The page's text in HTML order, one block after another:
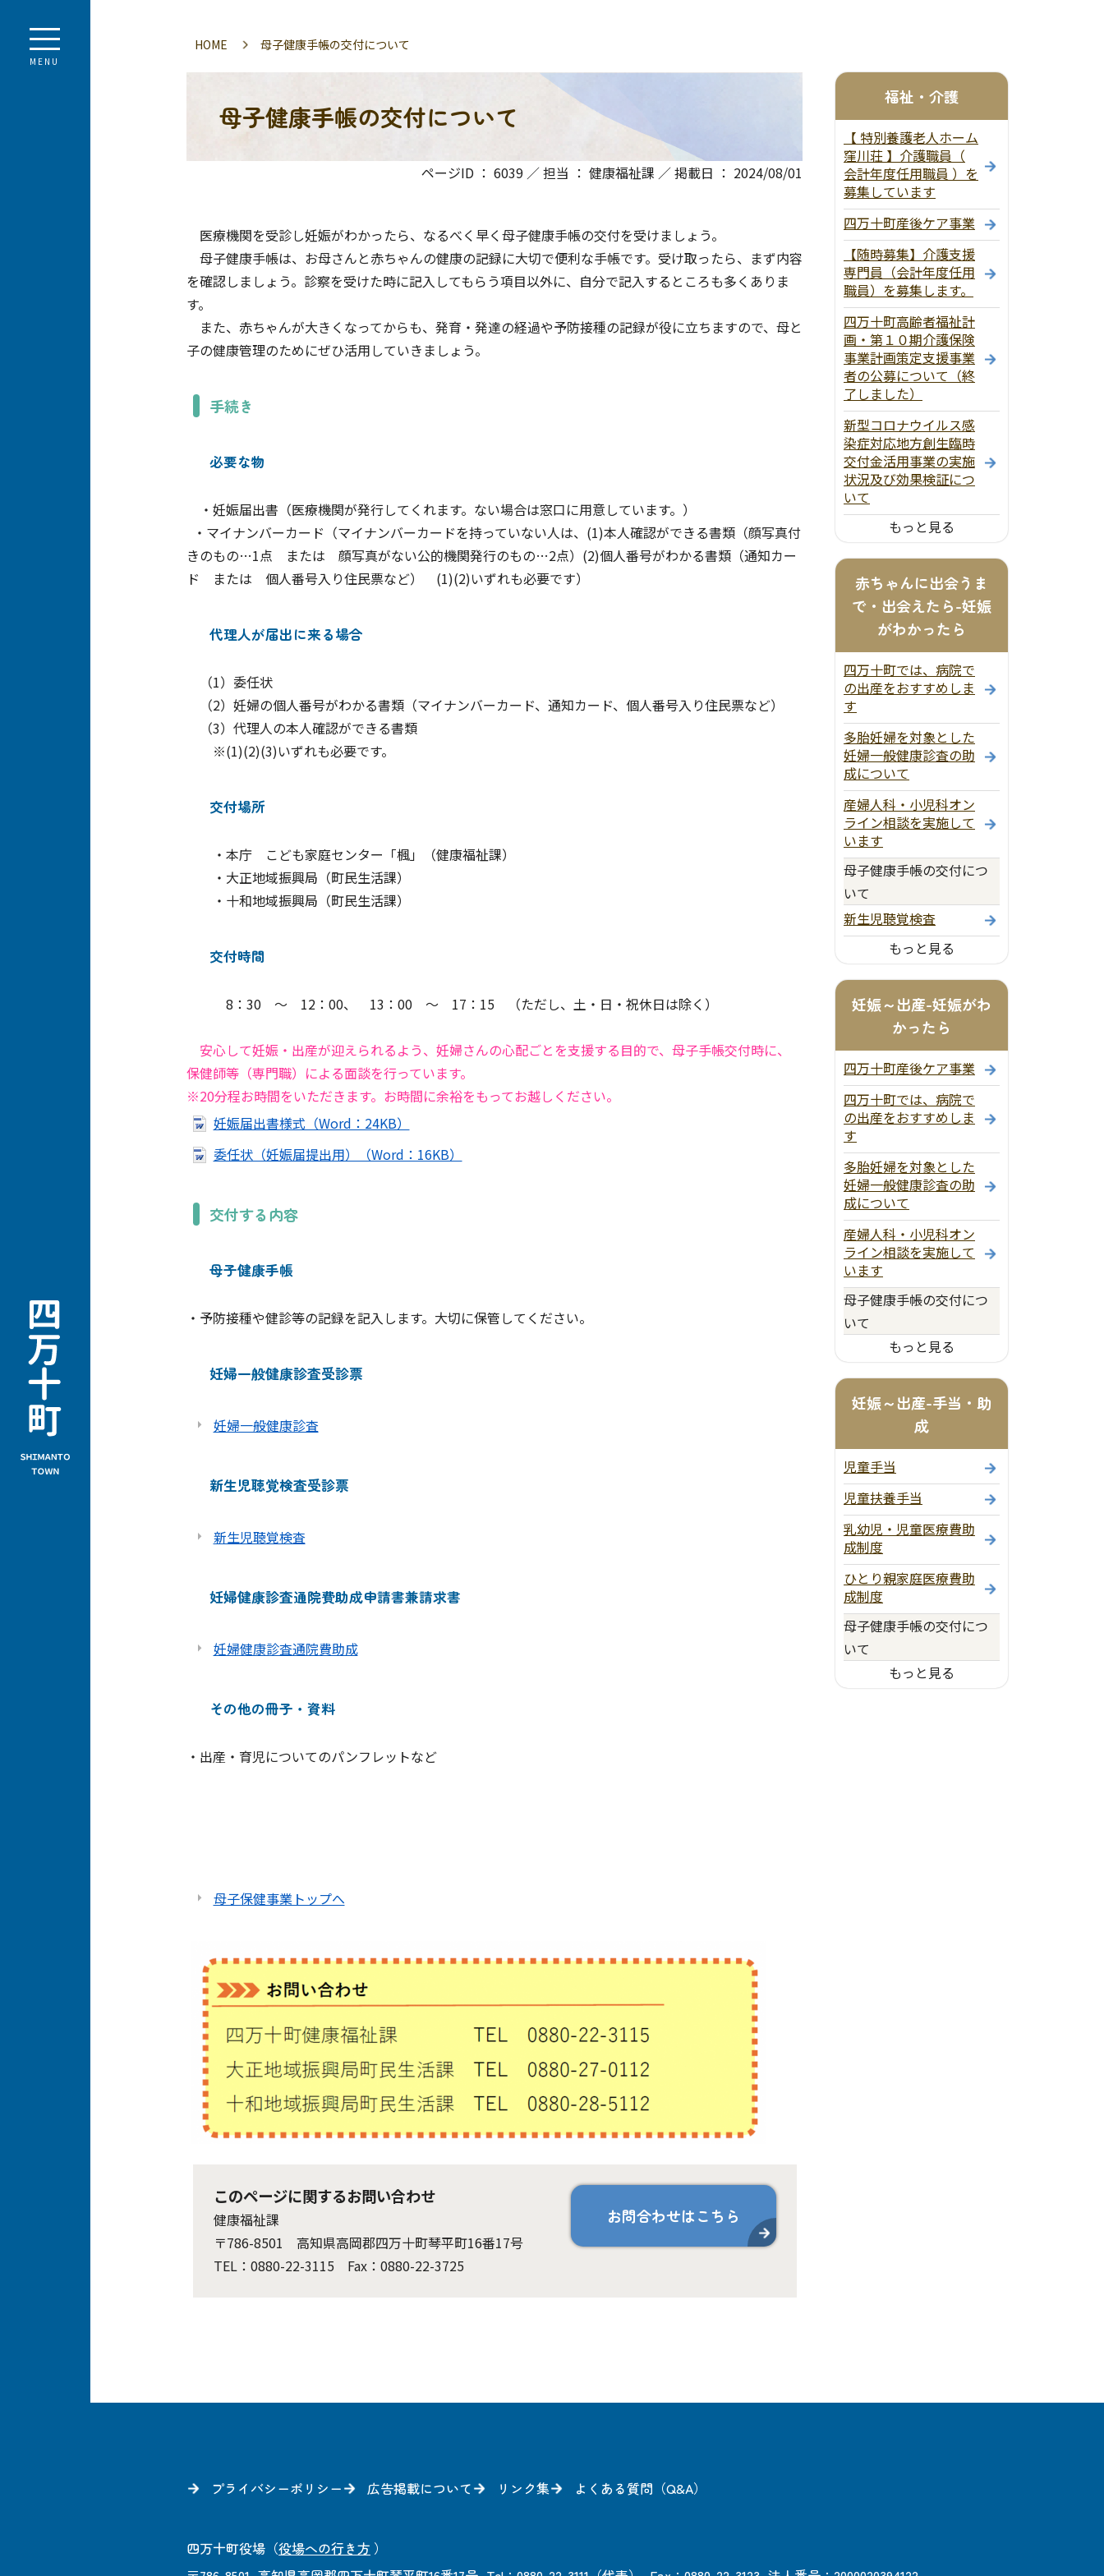
MENU
HOME 母子健康手帳の交付について
母子健康手帳の交付について
ページID ： 6039 ／ 担当 ： 健康福祉課 ／ 掲載日 ： 2024/08/01
医療機関を受診し妊娠がわかったら、なるべく早く母子健康手帳の交付を受けましょう。
母子健康手帳は、お母さんと赤ちゃんの健康の記録に大切で便利な手帳です。受け取ったら、まず内容
を確認しましょう。診察を受けた時に記入してもらう項目以外に、自分で記入するところも多くありま
す。
また、赤ちゃんが大きくなってからも、発育・発達の経過や予防接種の記録が役に立ちますので、母と
子の健康管理のためにぜひ活用していきましょう。
手続き
必要な物
・妊娠届出書（医療機関が発行してくれます。ない場合は窓口に用意しています。）
・マイナンバーカード（マイナンバーカードを持っていない人は、(1)本人確認ができる書類（顔写真付
きのもの…1点 または 顔写真がない公的機関発行のもの…2点）(2)個人番号がわかる書類（通知カー
ド または 個人番号入り住民票など） (1)(2)いずれも必要です）
代理人が届出に来る場合
（1）委任状
（2）妊婦の個人番号がわかる書類（マイナンバーカード、通知カード、個人番号入り住民票など）
（3）代理人の本人確認ができる書類
※(1)(2)(3)いずれも必要です。
交付場所
・本庁 こども家庭センター「楓」（健康福祉課）
・大正地域振興局（町民生活課）
・十和地域振興局（町民生活課）
交付時間
8：30 ～ 12：00、 13：00 ～ 17：15 （ただし、土・日・祝休日は除く）
安心して妊娠・出産が迎えられるよう、妊婦さんの心配ごとを支援する目的で、母子手帳交付時に、
保健師等（専門職）による面談を行っています。
※20分程お時間をいただきます。お時間に余裕をもってお越しください。
妊娠届出書様式（Word：24KB）
委任状（妊娠届提出用）（Word：16KB）
交付する内容
母子健康手帳
・予防接種や健診等の記録を記入します。大切に保管してください。
妊婦一般健康診査受診票
妊婦一般健康診査
新生児聴覚検査受診票
新生児聴覚検査
妊婦健康診査通院費助成申請書兼請求書
妊婦健康診査通院費助成
その他の冊子・資料
・出産・育児についてのパンフレットなど
母子保健事業トップへ
このページに関するお問い合わせ
健康福祉課
〒786-8501 高知県高岡郡四万十町琴平町16番17号
TEL：0880-22-3115 Fax：0880-22-3725
お問合わせはこちら
福祉・介護
【 特別養護老人ホーム
窪川荘 】介護職員（
会計年度任用職員 ）を
募集しています
四万十町産後ケア事業
【随時募集】介護支援
専門員（会計年度任用
職員）を募集します。
四万十町高齢者福祉計
画・第１０期介護保険
事業計画策定支援事業
者の公募について（終
了しました）
新型コロナウイルス感
染症対応地方創生臨時
交付金活用事業の実施
状況及び効果検証につ
いて
もっと見る
赤ちゃんに出会うま
で・出会えたら-妊娠
がわかったら
四万十町では、病院で
の出産をおすすめしま
す
多胎妊婦を対象とした
妊婦一般健康診査の助
成について
産婦人科・小児科オン
ライン相談を実施して
います
母子健康手帳の交付につ
いて
新生児聴覚検査
もっと見る
妊娠～出産-妊娠がわ
かったら
四万十町産後ケア事業
四万十町では、病院で
の出産をおすすめしま
す
多胎妊婦を対象とした
妊婦一般健康診査の助
成について
産婦人科・小児科オン
ライン相談を実施して
います
母子健康手帳の交付につ
いて
もっと見る
妊娠～出産-手当・助
成
児童手当
児童扶養手当
乳幼児・児童医療費助
成制度
ひとり親家庭医療費助
成制度
母子健康手帳の交付につ
いて
もっと見る
プライバシーポリシー 広告掲載について リンク集 よくある質問（Q&A）
四万十町役場 （役場への行き方 ）